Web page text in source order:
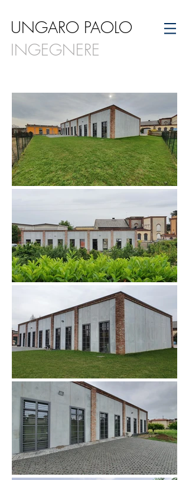
UNGARO PAOLO
INGEGNERE